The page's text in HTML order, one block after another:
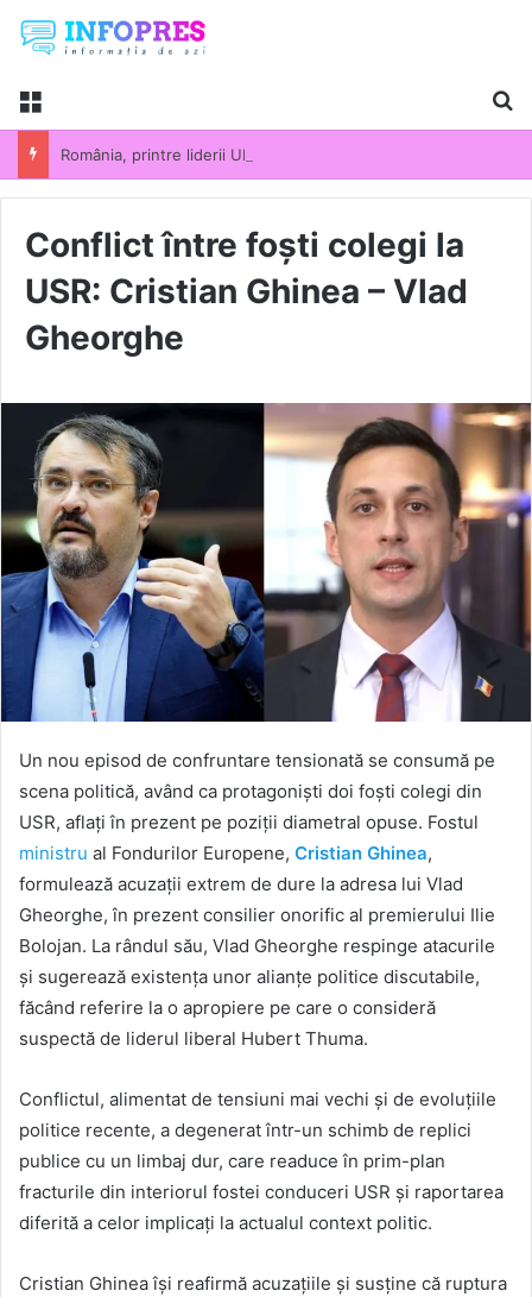
Menu
Conflict între foști colegi la
USR: Cristian Ghinea – Vlad
Gheorghe
Un nou episod de confruntare tensionată se consumă pe
scena politică, având ca protagoniști doi foști colegi din
USR, aflați în prezent pe poziții diametral opuse. Fostul
ministru al Fondurilor Europene, Cristian Ghinea,
formulează acuzații extrem de dure la adresa lui Vlad
Gheorghe, în prezent consilier onorific al premierului Ilie
Bolojan. La rândul său, Vlad Gheorghe respinge atacurile
și sugerează existența unor alianțe politice discutabile,
făcând referire la o apropiere pe care o consideră
suspectă de liderul liberal Hubert Thuma.
Conflictul, alimentat de tensiuni mai vechi și de evoluțiile
politice recente, a degenerat într-un schimb de replici
publice cu un limbaj dur, care readuce în prim-plan
fracturile din interiorul fostei conduceri USR și raportarea
diferită a celor implicați la actualul context politic.
Cristian Ghinea își reafirmă acuzațiile și susține că ruptura